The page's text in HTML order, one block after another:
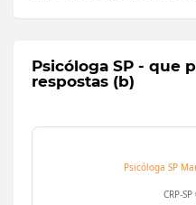
Psicóloga SP - que
respostas (b)
Psicóloga SP
CRP-